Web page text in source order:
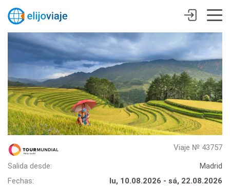
Viaje № 43757
Salida desde:
Madrid
Fechas:
lu, 10.08.2026 - sá, 22.08.2026